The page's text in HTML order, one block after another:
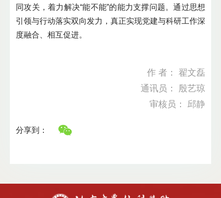
同攻关，着力解决“能不能”的能力支撑问题。通过思想
引领与行动落实双向发力，真正实现党建与科研工作深
度融合、相互促进。
作 者： 翟文磊
通讯员： 殷艺琼
审核员： 邱静
分享到：